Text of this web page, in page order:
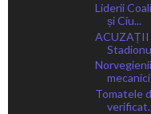
Liderii
și Ciu...
ACUZAȚII
mecanici
Tomatele